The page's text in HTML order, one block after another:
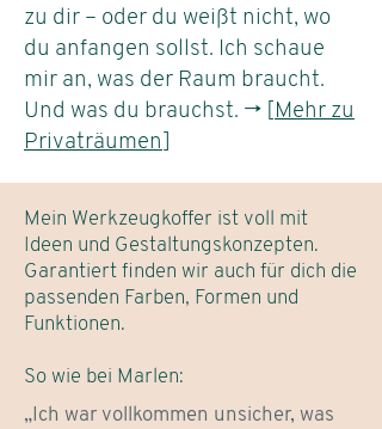
zu dir – oder du weißt nicht, wo
du anfangen sollst. Ich schaue
mir an, was der Raum braucht.
Und was du brauchst. → [
Mehr zu
Privaträumen
Mein Werkzeugkoffer ist voll mit
Ideen und Gestaltungskonzepten.
Garantiert finden wir auch für dich die
passenden Farben, Formen und
Funktionen.
So wie bei Marlen:
„Ich war vollkommen unsicher, was